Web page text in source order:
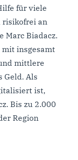
für viele
risikofrei an
Marc Biadacz.
insgesamt
mittlere
Geld. Als
ist,
Bis zu 2.000
Region